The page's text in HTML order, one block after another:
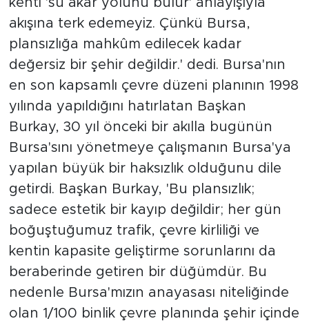
akışına terk edemeyiz. Çünkü Bursa,
plansızlığa mahkûm edilecek kadar
değersiz bir şehir değildir.' dedi. Bursa'nın
en son kapsamlı çevre düzeni planının 1998
yılında yapıldığını hatırlatan Başkan
Burkay, 30 yıl önceki bir akılla bugünün
Bursa'sını yönetmeye çalışmanın Bursa'ya
yapılan büyük bir haksızlık olduğunu dile
getirdi. Başkan Burkay, 'Bu plansızlık;
sadece estetik bir kayıp değildir; her gün
boğuştuğumuz trafik, çevre kirliliği ve
kentin kapasite geliştirme sorunlarını da
beraberinde getiren bir düğümdür. Bu
nedenle Bursa'mızın anayasası niteliğinde
olan 1/100 binlik çevre planında şehir içinde